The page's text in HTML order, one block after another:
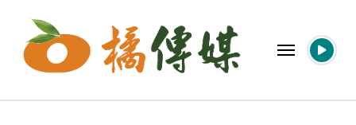
content